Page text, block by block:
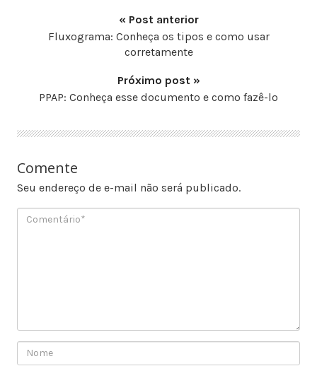
« Post anterior
Fluxograma: Conheça os tipos e como usar
corretamente
Próximo post »
PPAP: Conheça esse documento e como fazê-lo
Comente
Seu endereço de e-mail não será publicado.